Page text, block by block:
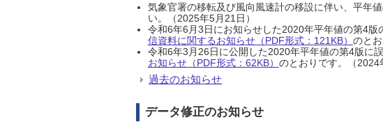
気象官署の移転及び風向風速計の移設に伴い、平年
い。（2025年5月21日）
令和6年6月3日にお知らせした2020年平年値の第4
信資料に関するお知らせ（PDF形式：121KB） のと
令和6年3月26日に公開した2020年平年値の第4版に
お知らせ（PDF形式：62KB） のとおりです。（2024
過去のお知らせ
データ修正のお知らせ